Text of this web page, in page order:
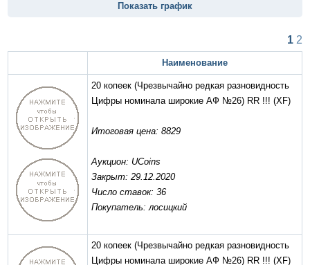
Показать график
1 2
Наименование
20 копеек (Чрезвычайно редкая разновидность
Цифры номинала широкие АФ №26) RR !!! (XF)
Итоговая цена: 8829
Аукцион: UCoins
Закрыт: 29.12.2020
Число ставок: 36
Покупатель: лосицкий
20 копеек (Чрезвычайно редкая разновидность
Цифры номинала широкие АФ №26) RR !!! (XF)